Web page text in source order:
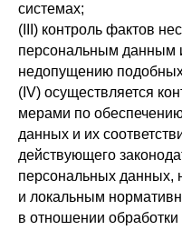
системах;
(III) контроль фактов
персональным данным
недопущению
(IV) осуществляется
мерами по
данных и их
действующего
персональных данных,
и локальным
в отношении